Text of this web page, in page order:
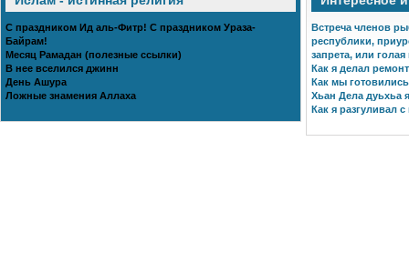
С праздником Ид аль-Фитр! С праздником Ураза-
Байрам!
Месяц Рамадан (полезные ссылки)
В нее вселился джинн
День Ашура
Ложные знамения Аллаха
Встреча членов
республики,
запрета, или
Как я делал
Как мы
Хьан Дела дуьхьа
Как я разгуливал